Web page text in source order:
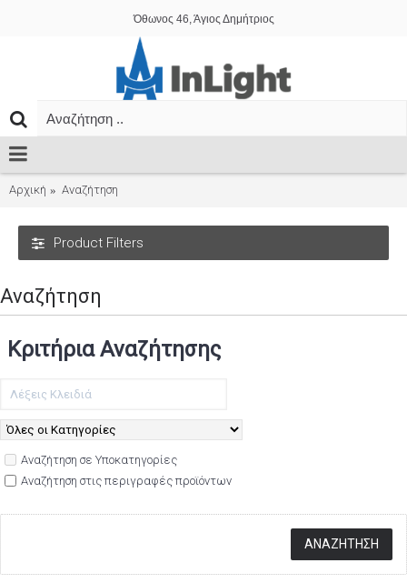
Όθωνος 46, Άγιος Δημήτριος
Αρχική Αναζήτηση
Product Filters
Αναζήτηση
Κριτήρια Αναζήτησης
Αναζήτηση σε Υποκατηγορίες
Αναζήτηση στις περιγραφές προϊόντων